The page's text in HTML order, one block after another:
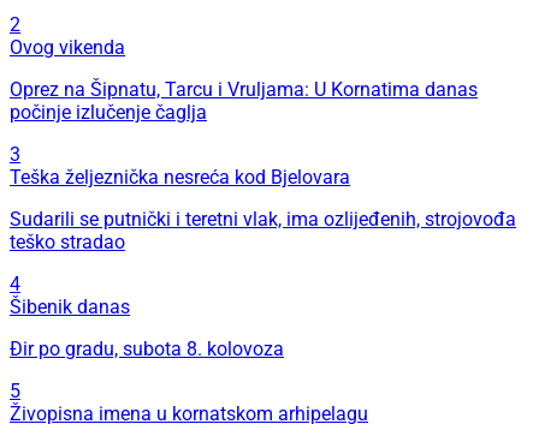
2
Ovog vikenda
Oprez na Šipnatu, Tarcu i Vruljama: U Kornatima danas
počinje izlučenje čaglja
3
Teška željeznička nesreća kod Bjelovara
Sudarili se putnički i teretni vlak, ima ozlijeđenih, strojovođa
teško stradao
4
Šibenik danas
Đir po gradu, subota 8. kolovoza
5
Živopisna imena u kornatskom arhipelagu